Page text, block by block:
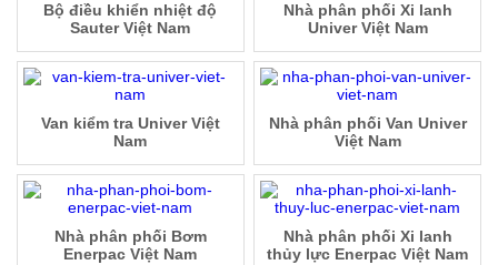
Bộ điều khiển nhiệt độ
Sauter Việt Nam
Nhà phân phối Xi lanh
Univer Việt Nam
Van kiểm tra Univer Việt
Nam
Nhà phân phối Van Univer
Việt Nam
Nhà phân phối Bơm
Enerpac Việt Nam
Nhà phân phối Xi lanh
thủy lực Enerpac Việt Nam